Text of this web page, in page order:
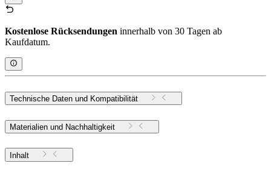
Kostenlose Rücksendungen innerhalb von 30 Tagen ab
Kaufdatum.
Technische Daten und Kompatibilität
Materialien und Nachhaltigkeit
Inhalt